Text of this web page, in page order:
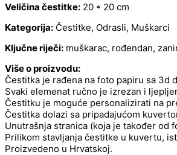
Veličina čestitke: 20 * 20 cm
Kategorija: Čestitke, Odrasli, Muškarci
Ključne riječi: muškarac, rođendan,
Više o proizvodu:
Čestitka je rađena na foto papiru sa 3d
Svaki elemenat ručno je izrezan i
Čestitku je moguće personalizirati na
Čestitka dolazi sa pripadajućom
Unutrašnja stranica (koja je također od
Prilikom stavljanja čestitke u kuvertu,
Proizvedeno u Hrvatskoj.